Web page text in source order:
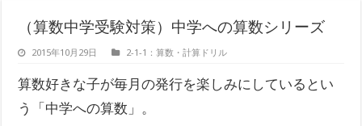
（算数中学受験対策）中学への算数シリーズ
2015年10月29日 2-1-1：算数・計算ドリル
算数好きな子が毎月の発行を楽しみにしているとい
う「中学への算数」。